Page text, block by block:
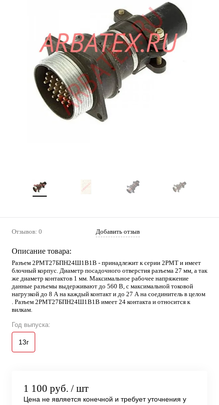
Отзывов: 0 Добавить отзыв
Описание товара:
Разъем 2РМТ27БПН24Ш1В1В - принадлежит к серии 2РМТ и имеет
блочный корпус. Диаметр посадочного отверстия разъема 27 мм, а так
же диаметр контактов 1 мм. Максимальное рабочее напряжение
данные разъемы выдерживают до 560 В, с максимальной токовой
нагрузкой до 8 А на каждый контакт и до 27 А на соединитель в целом
. Разъем 2РМТ27БПН24Ш1В1В имеет 24 контакта и относится к
вилкам.
Год выпуска:
13г
1 100 руб. / шт
Цена не является конечной и требует уточнения у